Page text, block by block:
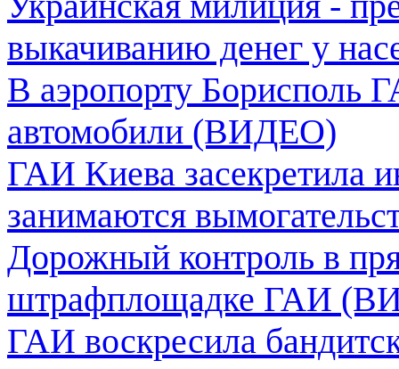
выкачиванию денег у
В аэропорту Борисполь
автомобили (ВИДЕО)
ГАИ Киева засекретила
занимаются
Дорожный контроль в
штрафплощадке ГАИ
ГАИ воскресила